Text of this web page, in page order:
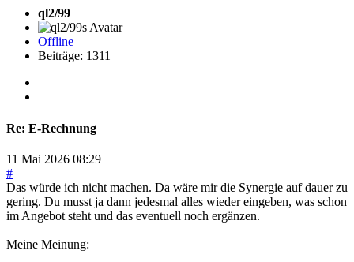
ql2/99
Offline
Beiträge: 1311
Re: E-Rechnung
11 Mai 2026 08:29
#
Das würde ich nicht machen. Da wäre mir die Synergie auf dauer zu
gering. Du musst ja dann jedesmal alles wieder eingeben, was schon
im Angebot steht und das eventuell noch ergänzen.
Meine Meinung: